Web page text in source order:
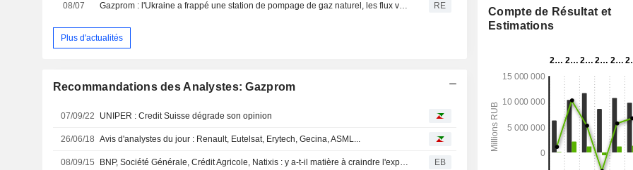
08/07 Gazprom : l'Ukraine a frappé une station de pompage de gaz naturel, les flux vers la Turquie ne sont pas affectés RE
Plus d'actualités
Recommandations des Analystes: Gazprom
07/09/22 UNIPER : Credit Suisse dégrade son opinion
26/06/18 Avis d'analystes du jour : Renault, Eutelsat, Erytech, Gecina, ASML...
08/09/15 BNP, Société Générale, Crédit Agricole, Natixis : y a-t-il matière à craindre l'exposition des banques françaises à la Chine ? EB
Compte de Résultat et
Estimations